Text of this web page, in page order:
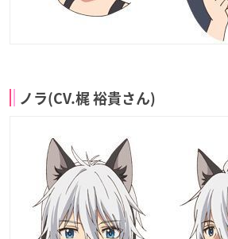
ノラ(CV.梶 裕貴さん)